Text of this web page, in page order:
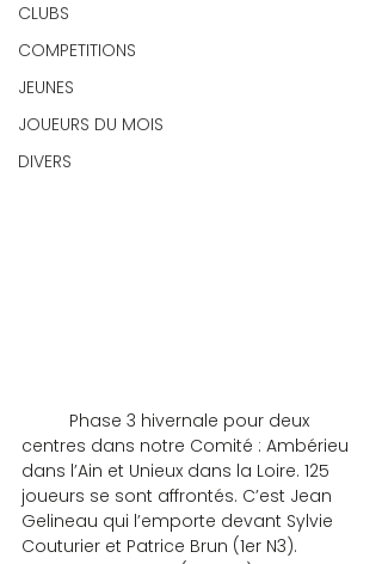
CLUBS
COMPETITIONS
JEUNES
JOUEURS DU MOIS
DIVERS
centres dans notre Comité : Ambérieu
dans l’Ain et Unieux dans la Loire. 125
joueurs se sont affrontés. C’est Jean
Gelineau qui l’emporte devant Sylvie
Couturier et Patrice Brun (1er N3).